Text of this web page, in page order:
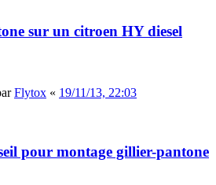
sur un citroen HY diesel
Flytox « 19/11/13, 22:03
pour montage gillier-pantone